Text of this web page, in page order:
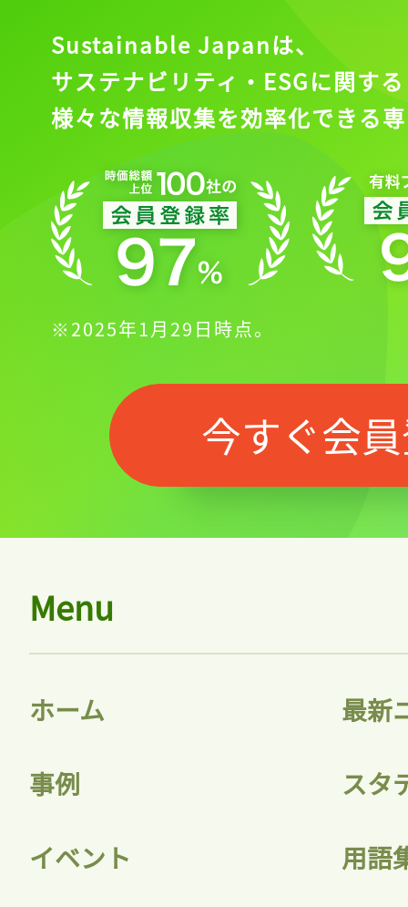
Sustainable Japanは、
サステナビリティ・ESGに関する
様々な情報収集を効率化できる
※2025年1月29日時点。
今すぐ会
Menu
ホーム 最新
事例 スタ
イベント 用語